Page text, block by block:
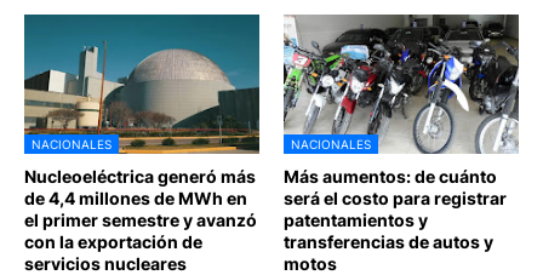
NACIONALES
Nucleoeléctrica generó más
de 4,4 millones de MWh en
el primer semestre y avanzó
con la exportación de
servicios nucleares
NACIONALES
Más aumentos: de cuánto
será el costo para registrar
patentamientos y
transferencias de autos y
motos